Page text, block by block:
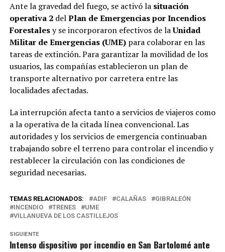
Ante la gravedad del fuego, se activó la situación
operativa 2delPlan de Emergencias por Incendios
Forestalesy se incorporaron efectivos de laUnidad
Militar de Emergencias (UME)para colaborar en las
tareas de extinción. Para garantizar la movilidad de los
usuarios, las compañías establecieron un plan de
transporte alternativo por carretera entre las
localidades afectadas.
La interrupción afecta tanto a servicios de viajeros como
a la operativa de la citada línea convencional. Las
autoridades y los servicios de emergencia continuaban
trabajando sobre el terreno para controlar el incendio y
restablecer la circulación con las condiciones de
seguridad necesarias.
TEMAS RELACIONADOS: ADIF CALAÑAS
GIBRALEÓN
INCENDIO
TRENES
UME
VILLANUEVA DE LOS CASTILLEJOS
SIGUIENTE
Intenso dispositivo por incendio en San Bartolomé ante